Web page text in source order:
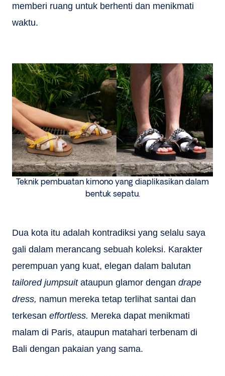
memberi ruang untuk berhenti dan menikmati
waktu.
Teknik pembuatan kimono yang diaplikasikan dalam
bentuk sepatu.
Dua kota itu adalah kontradiksi yang selalu saya
gali dalam merancang sebuah koleksi. Karakter
perempuan yang kuat, elegan dalam balutan
tailored jumpsuitataupun glamor dengan drape
dress, namun mereka tetap terlihat santai dan
terkesan effortless. Mereka dapat menikmati
malam di Paris, ataupun matahari terbenam di
Bali dengan pakaian yang sama.